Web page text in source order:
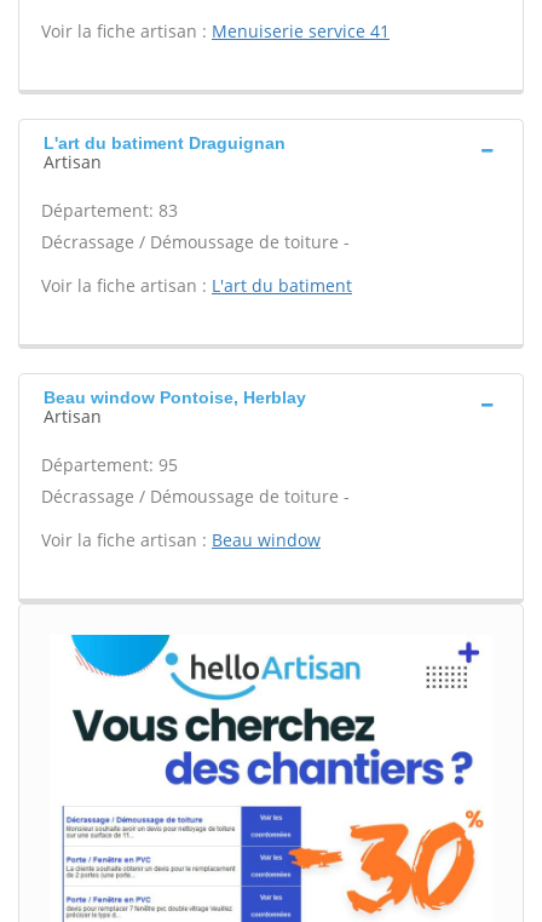
Voir la fiche artisan : Menuiserie service 41
L'art du batiment Draguignan
Artisan
Département: 83
Décrassage / Démoussage de toiture -
Voir la fiche artisan : L'art du batiment
Beau window Pontoise, Herblay
Artisan
Département: 95
Décrassage / Démoussage de toiture -
Voir la fiche artisan : Beau window